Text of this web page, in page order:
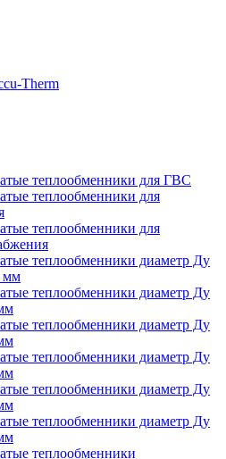
Therm
теплообменники для ГВС
теплообменники для
теплообменники для
теплообменники диаметр Ду
мм
теплообменники диаметр Ду
теплообменники диаметр Ду
теплообменники диаметр Ду
теплообменники диаметр Ду
теплообменники диаметр Ду
теплообменники